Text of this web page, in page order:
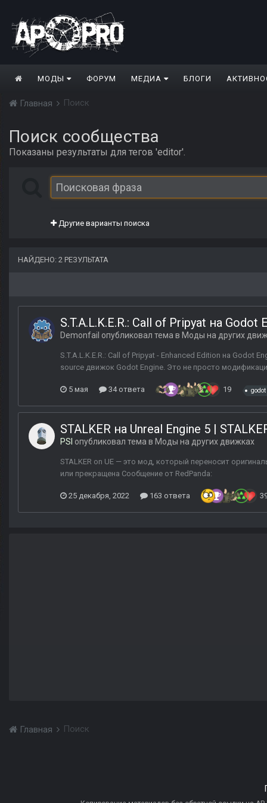
МОДЫ ФОРУМ МЕДИА БЛОГИ
Главная Поиск
Поиск сообщества
Показаны результаты для тегов 'editor'.
Другие варианты поиска
НАЙДЕНО: 2 РЕЗУЛЬТАТА
S.T.A.L.K.E.R.: Call of Pripyat на Godot
Demonfail опубликовал тема в Моды на других
S.T.A.L.K.E.R.: Call of Pripyat - Enhanced Edition на
source движок Godot Engine. Это не просто
5 мая 34 ответа 19 godot
STALKER на Unreal Engine 5 |
PSI опубликовал тема в Моды на других движках
STALKER on UE — это мод, который переносит
или прекращена Сообщение от RedPanda:
25 декабря, 2022 163 ответа
Главная Поиск